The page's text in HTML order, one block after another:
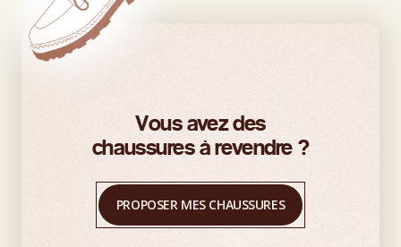
Vous avez des
chaussures à revendre ?
PROPOSER MES CHAUSSURES